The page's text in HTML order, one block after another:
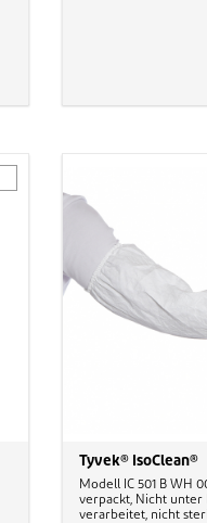
Tyvek® IsoClean®
Modell IC 501 B WH
verpackt, Nicht unter
verarbeitet, nicht